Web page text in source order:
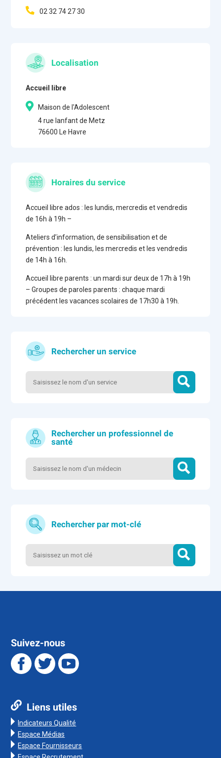
02 32 74 27 30
Localisation
Accueil libre
Maison de l'Adolescent
4 rue lanfant de Metz
76600 Le Havre
Horaires du service
Accueil libre ados : les lundis, mercredis et vendredis
de 16h à 19h –
Ateliers d’information, de sensibilisation et de
prévention : les lundis, les mercredis et les vendredis
de 14h à 16h.
Accueil libre parents : un mardi sur deux de 17h à 19h
– Groupes de paroles parents : chaque mardi
précédent les vacances scolaires de 17h30 à 19h.
Rechercher un service
Rechercher un professionnel de
santé
Rechercher par mot-clé
Suivez-nous
Liens utiles
Indicateurs Qualité
Espace Médias
Espace Fournisseurs